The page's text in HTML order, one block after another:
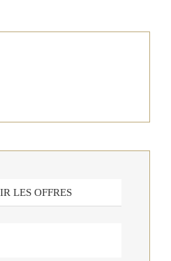
LES OFFRES